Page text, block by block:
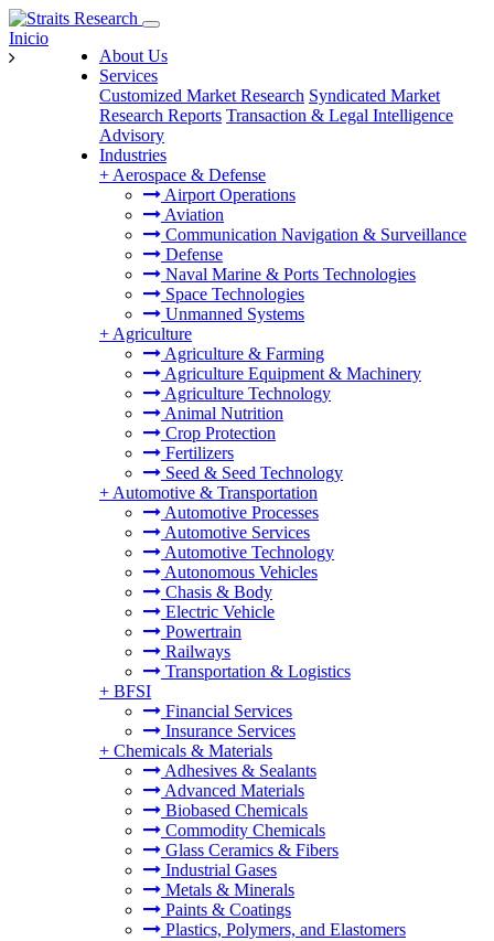
About Us
Services
Customized Market Research Syndicated Market
Research Reports Transaction & Legal Intelligence
Advisory
Industries
+ Aerospace & Defense
Airport Operations
Aviation
Communication Navigation & Surveillance
Defense
Naval Marine & Ports Technologies
Space Technologies
Unmanned Systems
+ Agriculture
Agriculture & Farming
Agriculture Equipment & Machinery
Agriculture Technology
Animal Nutrition
Crop Protection
Fertilizers
Seed & Seed Technology
+ Automotive & Transportation
Automotive Processes
Automotive Services
Automotive Technology
Autonomous Vehicles
Chasis & Body
Electric Vehicle
Powertrain
Railways
Transportation & Logistics
+ BFSI
Financial Services
Insurance Services
+ Chemicals & Materials
Adhesives & Sealants
Advanced Materials
Biobased Chemicals
Commodity Chemicals
Glass Ceramics & Fibers
Industrial Gases
Metals & Minerals
Paints & Coatings
Plastics, Polymers, and Elastomers
Inicio